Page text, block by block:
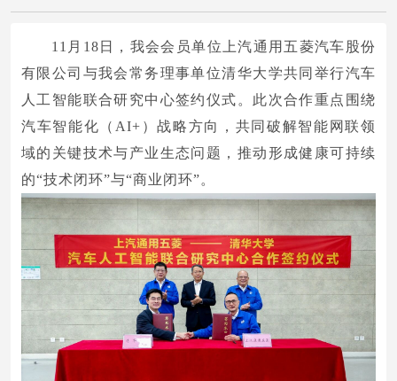
11月18日，我会会员单位上汽通用五菱汽车股份
有限公司与我会常务理事单位清华大学共同举行汽车
人工智能联合研究中心签约仪式。此次合作重点围绕
汽车智能化（AI+）战略方向，共同破解智能网联领
域的关键技术与产业生态问题，推动形成健康可持续
的“技术闭环”与“商业闭环”。